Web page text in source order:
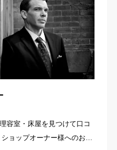
容室・床屋を見つけて口コ
ョップオーナー様へのお知